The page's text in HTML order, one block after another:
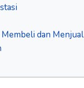
dan Menjual